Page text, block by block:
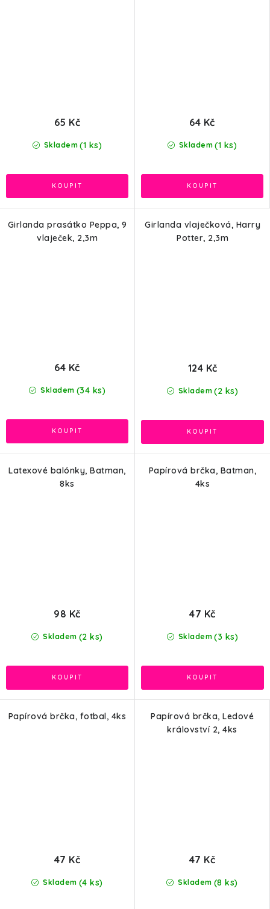
Skladem (1 ks)
65 Kč
Skladem (1 ks)
64 Kč
Girlanda prasátko Peppa, 9
vlaječek, 2,3m
Skladem (34 ks)
64 Kč
Girlanda vlaječková, Harry
Potter, 2,3m
Skladem (2 ks)
124 Kč
Latexové balónky, Batman,
8ks
Skladem (2 ks)
98 Kč
Papírová brčka, Batman,
4ks
Skladem (3 ks)
47 Kč
Papírová brčka, fotbal, 4ks
Skladem (4 ks)
47 Kč
Papírová brčka, Ledové
království 2, 4ks
Skladem (8 ks)
47 Kč